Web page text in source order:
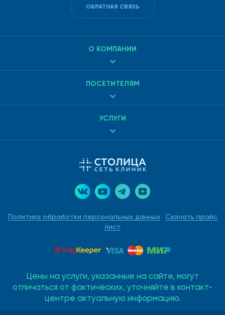
Политика обработки персональных данных
Скачать прайс
лист
О КОМПАНИИ
ПОСЕТИТЕЛЯМ
УСЛУГИ
ОБРАТНАЯ СВЯЗЬ
Цены на услуги, указанные на сайте, могут
отличаться от фактических, уточняйте в контакт-
центре актуальную информацию.